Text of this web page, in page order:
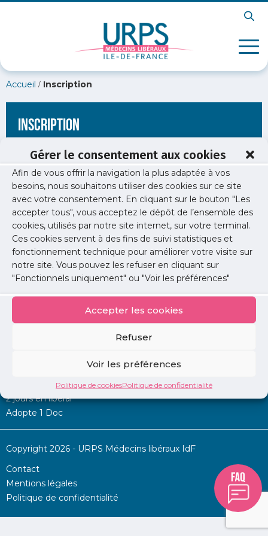
Gérer le consentement aux cookies
Afin de vous offrir la navigation la plus adaptée à vos
besoins, nous souhaitons utiliser des cookies sur ce site
avec votre consentement. En cliquant sur le bouton "Les
accepter tous", vous acceptez le dépôt de l’ensemble des
cookies, utilisés par notre site internet, sur votre terminal.
Ces cookies servent à des fins de suivi statistiques et
fonctionnement technique pour améliorer votre visite sur
notre site. Vous pouvez les refuser en cliquant sur
"Fonctionnels uniquement" ou "Voir les préférences"
Accepter les cookies
Refuser
Voir les préférences
Politique de cookiesPolitique de confidentialité
Accueil / Inscription
Inscription
[wppb-register form_name="inscription"
redirect_url="https://www.urps-med-idf.org/soiree-liberale-
dermatologie/soiree-liberale-de-dermatologie-site/"]
Permanence d’aide à l’installation
2 jours en libéral
Adopte 1 Doc
Copyright 2026 - URPS Médecins libéraux IdF
Contact
Mentions légales
Politique de confidentialité